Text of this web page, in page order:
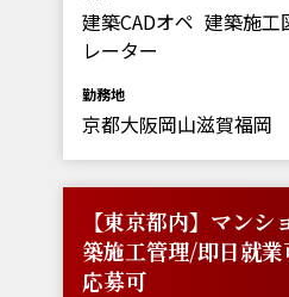
建築CADオペ
レーター
建築施工
勤務地
京都大阪岡山滋賀福岡
【東京都内】マン
築施工管理/即日就
応募可